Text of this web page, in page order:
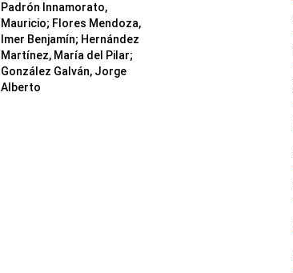
Padrón Innamorato,
Mauricio; Flores Mendoza,
Imer Benjamín; Hernández
Martínez, María del Pilar;
González Galván, Jorge
Alberto